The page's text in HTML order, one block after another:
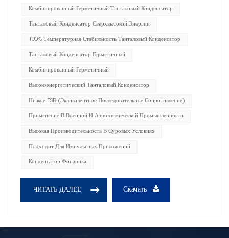
Комбинированный Герметичный Танталовый Конденсатор
Танталовый Конденсатор Сверхвысокой Энергии
100% Температурная Стабильность Танталовый Конденсатор
Танталовый Конденсатор Герметичный
Комбинированный Герметичный
Высокоэнергетический Танталовый Конденсатор
Низкое ESR (эквивалентное Последовательное Сопротивление)
Применение В Военной И Аэрокосмической Промышленности
Высокая Производительность В Суровых Условиях
Подходит Для Импульсных Приложений
Конденсатор Фонарика
ЧИТАТЬ ДАЛЕЕ Скачать